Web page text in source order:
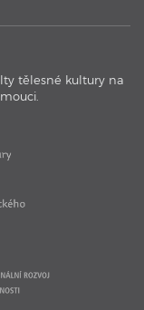
jedinečný
tělesné kultury na